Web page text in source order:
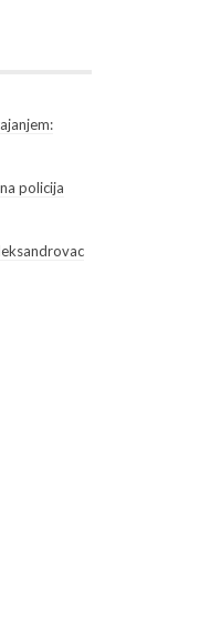
policija